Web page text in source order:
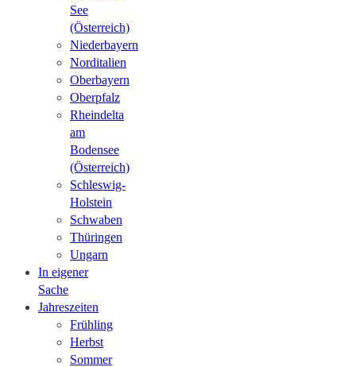
See
(Österreich)
Niederbayern
Norditalien
Oberbayern
Oberpfalz
Rheindelta
am
Bodensee
(Österreich)
Schleswig-
Holstein
Schwaben
Thüringen
Ungarn
In eigener
Sache
Jahreszeiten
Frühling
Herbst
Sommer